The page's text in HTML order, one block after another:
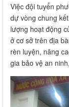
Việc đội tuyển
dự vòng chung
lượng hoạt động
ở cơ sở trên địa
rèn luyện, nâng
gia bảo vệ an